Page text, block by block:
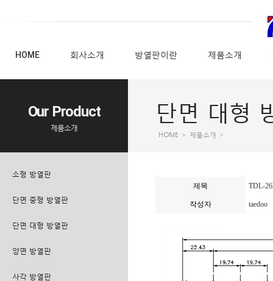
HOME 회사소개 방열판이란 제품소개
Our Product
제품소개
소형 방열판
단면 중형 방열판
단면 대형 방열판
양면 방열판
사각 방열판
단면 대형
HOME > 제품소개 >
제목 TDL-
작성자 taedoo